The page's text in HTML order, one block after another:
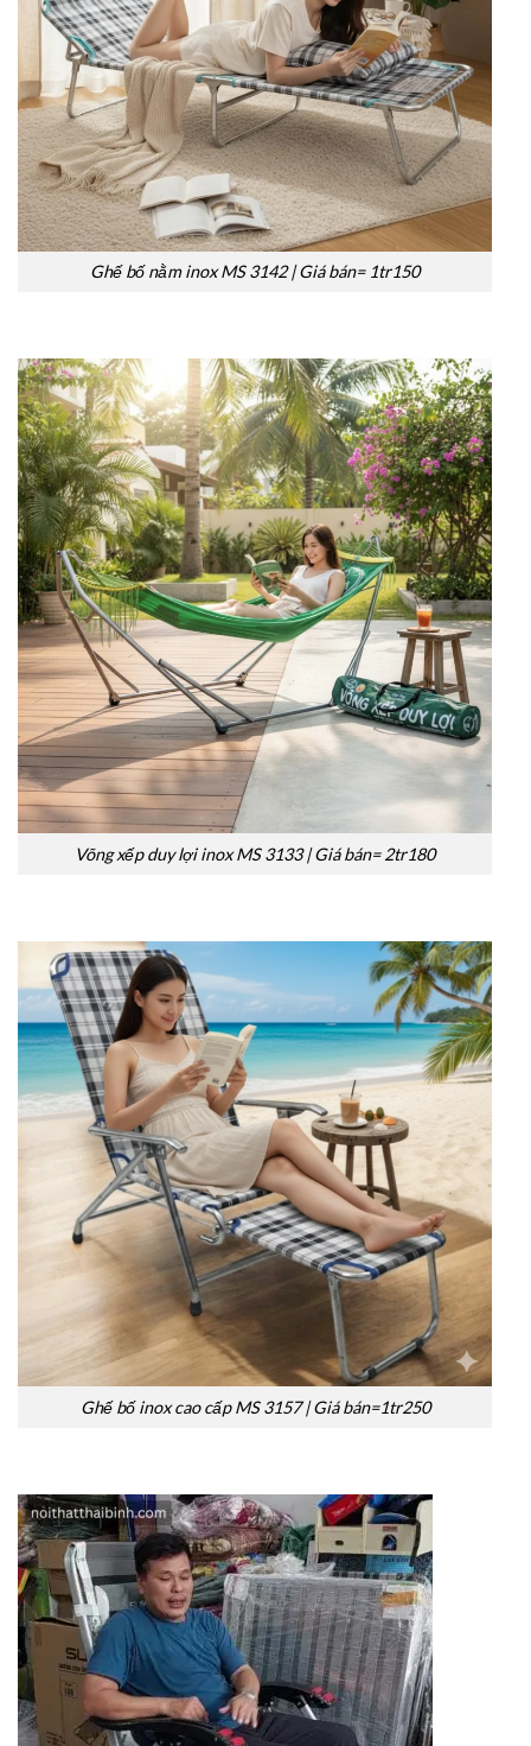
Ghế bố nằm inox MS 3142 | Giá bán= 1tr150
Võng xếp duy lợi inox MS 3133 | Giá bán= 2tr180
Ghế bố inox cao cấp MS 3157 | Giá bán=1tr250